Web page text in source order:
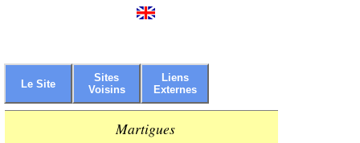
Le Site
Sites
Voisins
Liens
Externes
Martigues